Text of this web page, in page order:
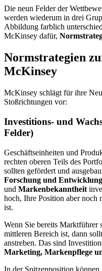
Die neun Felder der
werden wiederum in drei
Abbildung farblich
McKinsey dafür,
Normstrategien
McKinsey
McKinsey schlägt für ihre
Stoßrichtungen vor:
Investitions- und
Felder)
Geschäftseinheiten und
rechten oberen Teils des
sollten gefördert und
Forschung und Entwicklung
und Markenbekanntheit
hoch, Ihre Position aber noch
ist.
Wenn Sie bereits
mittleren Bereich ist, dann
anstreben. Das sind
Marketing, Markenpflege
In der Spitzenposition können